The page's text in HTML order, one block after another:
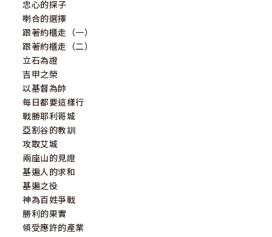
忠心的探子
喇合的選擇
跟著約櫃走（一）
跟著約櫃走（二）
立石為證
吉甲之榮
以基督為帥
每日都要這樣行
戰勝耶利哥城
亞割谷的教訓
攻取艾城
兩座山的見證
基遍人的求和
基遍之役
神為百姓爭戰
勝利的果實
領受應許的產業